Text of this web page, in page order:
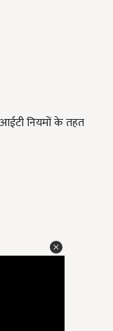
नियमों के तहत